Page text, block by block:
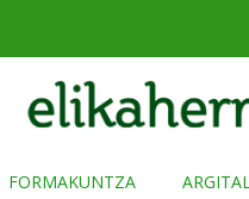
FORMAKUNTZA